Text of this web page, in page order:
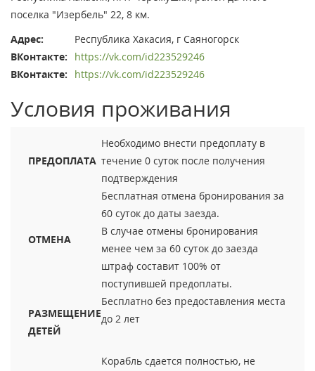
поселка "Изербель" 22, 8 км.
Адрес:
Республика Хакасия, г Саяногорск
ВКонтакте:
https://vk.com/id223529246
ВКонтакте:
https://vk.com/id223529246
Условия проживания
ПРЕДОПЛАТА
Необходимо внести предоплату в
течение 0 суток после получения
подтверждения
ОТМЕНА
Бесплатная отмена бронирования за
60 суток до даты заезда.
В случае отмены бронирования
менее чем за 60 суток до заезда
штраф составит 100% от
поступившей предоплаты.
РАЗМЕЩЕНИЕ
ДЕТЕЙ
Бесплатно без предоставления места
до 2 лет
Корабль сдается полностью, не